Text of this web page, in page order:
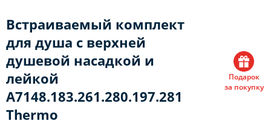
Встраиваемый комплект
для душа с верхней
душевой насадкой и
лейкой
A7148.183.261.280.197.281
Thermo
Подарок
за покупку